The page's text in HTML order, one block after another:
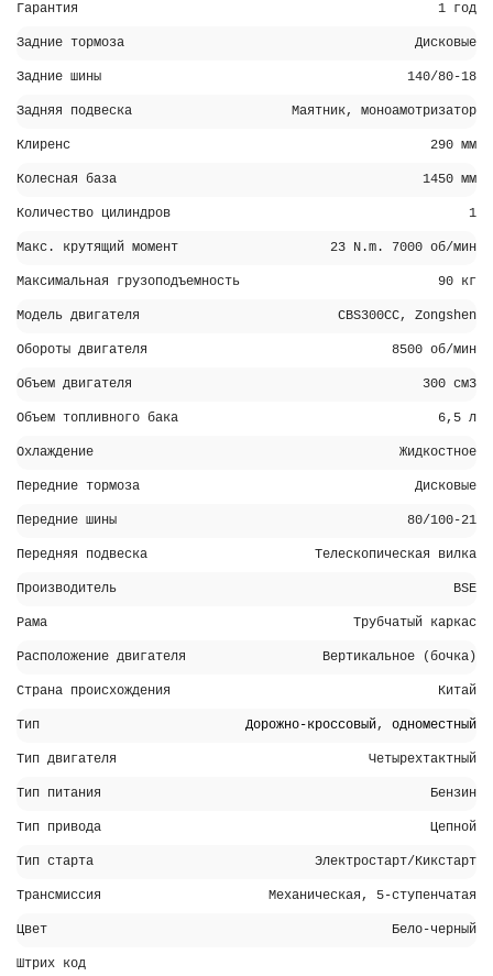
Гарантия 1 год
Задние тормоза Дисковые
Задние шины 140/80-18
Задняя подвеска Маятник, моноамотризатор
Клиренс 290 мм
Колесная база 1450 мм
Количество цилиндров 1
Макс. крутящий момент 23 N.m. 7000 об/мин
Максимальная грузоподъемность 90 кг
Модель двигателя CBS300CC, Zongshen
Обороты двигателя 8500 об/мин
Объем двигателя 300 см3
Объем топливного бака 6,5 л
Охлаждение Жидкостное
Передние тормоза Дисковые
Передние шины 80/100-21
Передняя подвеска Телескопическая вилка
Производитель BSE
Рама Трубчатый каркас
Расположение двигателя Вертикальное (бочка)
Страна происхождения Китай
Тип Дорожно-кроссовый, одноместный
Тип двигателя Четырехтактный
Тип питания Бензин
Тип привода Цепной
Тип старта Электростарт/Кикстарт
Трансмиссия Механическая, 5-ступенчатая
Цвет Бело-черный
Штрих код